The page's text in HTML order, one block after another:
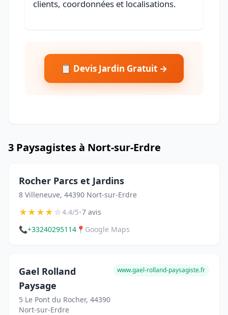
clients, coordonnées et localisations.
📋 Devis Jardin Gratuit →
3 Paysagistes à Nort-sur-Erdre
Rocher Parcs et Jardins
8 Villeneuve, 44390 Nort-sur-Erdre
★★★★☆4.4/5•7 avis
📞+33240295114 📍 Google Maps
Gael Rolland
Paysage
5 Le Pont du Rocher, 44390
Nort-sur-Erdre
www.gael-rolland-paysagiste.fr